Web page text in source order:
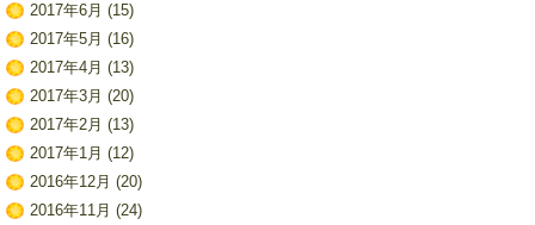
2017年6月 (15)
2017年5月 (16)
2017年4月 (13)
2017年3月 (20)
2017年2月 (13)
2017年1月 (12)
2016年12月 (20)
2016年11月 (24)